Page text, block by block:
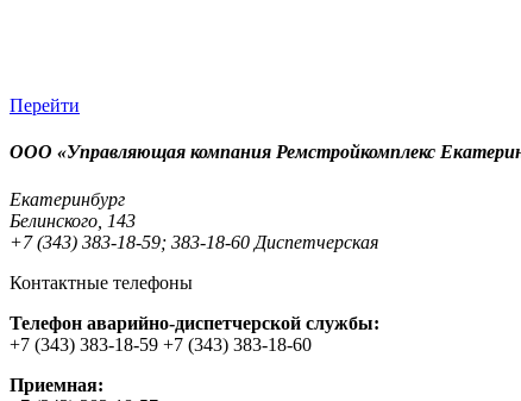
Перейти
ООО «Управляющая компания Ремстройкомплекс
Екатеринбург
Белинского, 143
+7 (343) 383-18-59; 383-18-60 Диспетчерская
Контактные телефоны
Телефон аварийно-диспетчерской службы:
+7 (343) 383-18-59 +7 (343) 383-18-60
Приемная: